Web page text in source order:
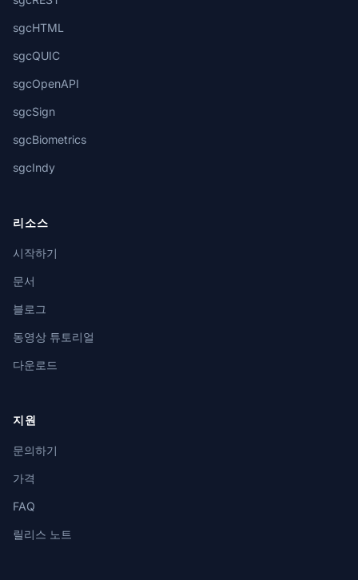
sgcHTML
sgcQUIC
sgcOpenAPI
sgcSign
sgcBiometrics
sgcIndy
리소스
시작하기
문서
블로그
동영상 튜토리얼
다운로드
지원
문의하기
가격
FAQ
릴리스 노트